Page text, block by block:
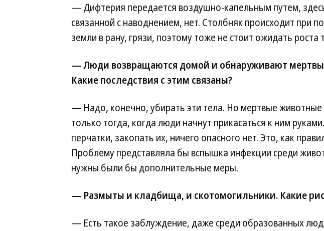
— Дифтерия передается воздушно-капельным путем,
связанной с наводнением, нет. Столбняк происходит при
земли в рану, грязи, поэтому тоже не стоит ожидать роста
— Люди возвращаются домой и обнаруживают
Какие последствия с этим связаны?
— Надо, конечно, убирать эти тела. Но мертвые животные
только тогда, когда люди начнут прикасаться к ним
перчатки, закопать их, ничего опасного нет. Это, как
Проблему представляла бы вспышка инфекции среди
нужны были бы дополнительные меры.
— Размыты и кладбища, и скотомогильники. Какие
— Есть такое заблуждение, даже среди образованных